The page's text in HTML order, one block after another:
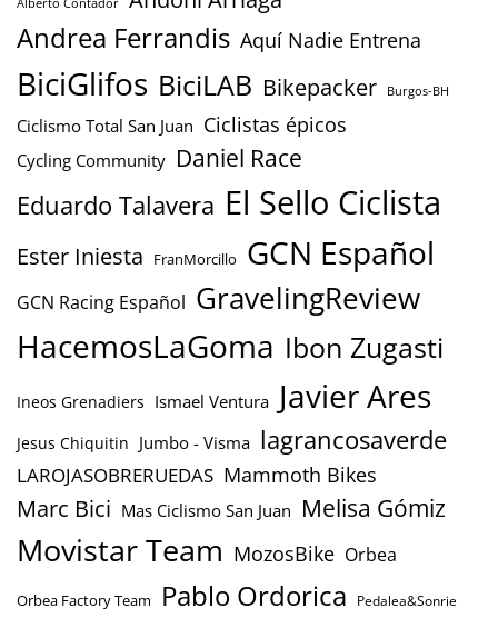
Alberto Contador
Andrea Ferrandis Aquí Nadie Entrena
BiciGlifos BiciLAB Bikepacker Burgos-BH
Ciclismo Total San Juan Ciclistas épicos
Cycling Community Daniel Race
Eduardo Talavera El Sello Ciclista
Ester Iniesta FranMorcillo GCN Español
GCN Racing Español GravelingReview
HacemosLaGoma Ibon Zugasti
Ineos Grenadiers Ismael Ventura Javier Ares
Jesus Chiquitin Jumbo - Visma lagrancosaverde
LAROJASOBRERUEDAS Mammoth Bikes
Marc Bici Mas Ciclismo San Juan Melisa Gómiz
Movistar Team MozosBike Orbea
Orbea Factory Team Pablo Ordorica Pedalea&Sonrie